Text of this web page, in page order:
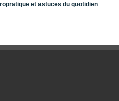
et astuces du quotidien